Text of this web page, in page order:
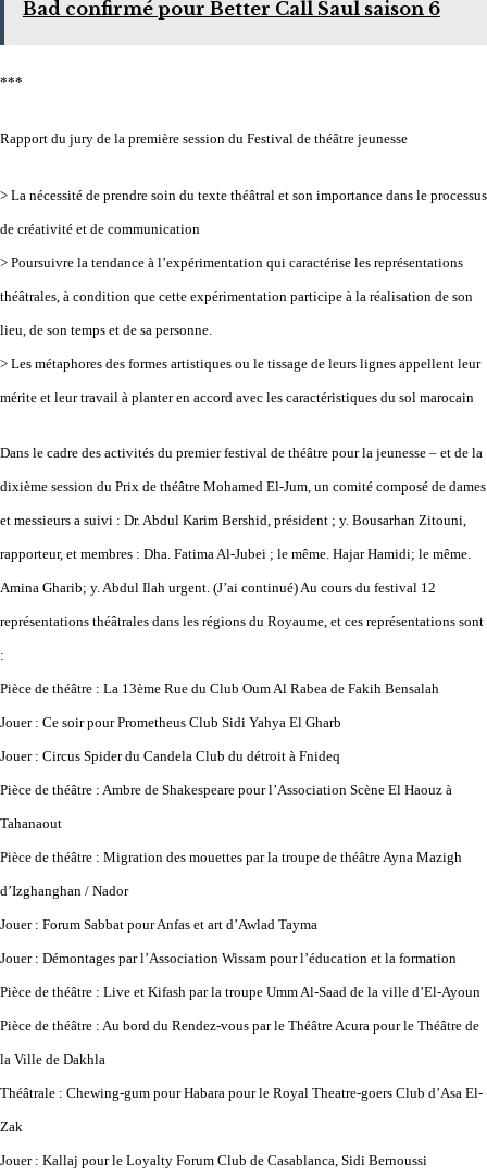
Bad confirmé pour Better Call Saul saison 6
***
Rapport du jury de la première session du Festival de théâtre jeunesse
> La nécessité de prendre soin du texte théâtral et son importance dans le processus
de créativité et de communication
> Poursuivre la tendance à l’expérimentation qui caractérise les représentations
théâtrales, à condition que cette expérimentation participe à la réalisation de son
lieu, de son temps et de sa personne.
> Les métaphores des formes artistiques ou le tissage de leurs lignes appellent leur
mérite et leur travail à planter en accord avec les caractéristiques du sol marocain
Dans le cadre des activités du premier festival de théâtre pour la jeunesse – et de la
dixième session du Prix de théâtre Mohamed El-Jum, un comité composé de dames
et messieurs a suivi : Dr. Abdul Karim Bershid, président ; y. Bousarhan Zitouni,
rapporteur, et membres : Dha. Fatima Al-Jubei ; le même. Hajar Hamidi; le même.
Amina Gharib; y. Abdul Ilah urgent. (J’ai continué) Au cours du festival 12
représentations théâtrales dans les régions du Royaume, et ces représentations sont
:
Pièce de théâtre : La 13ème Rue du Club Oum Al Rabea de Fakih Bensalah
Jouer : Ce soir pour Prometheus Club Sidi Yahya El Gharb
Jouer : Circus Spider du Candela Club du détroit à Fnideq
Pièce de théâtre : Ambre de Shakespeare pour l’Association Scène El Haouz à
Tahanaout
Pièce de théâtre : Migration des mouettes par la troupe de théâtre Ayna Mazigh
d’Izghanghan / Nador
Jouer : Forum Sabbat pour Anfas et art d’Awlad Tayma
Jouer : Démontages par l’Association Wissam pour l’éducation et la formation
Pièce de théâtre : Live et Kifash par la troupe Umm Al-Saad de la ville d’El-Ayoun
Pièce de théâtre : Au bord du Rendez-vous par le Théâtre Acura pour le Théâtre de
la Ville de Dakhla
Théâtrale : Chewing-gum pour Habara pour le Royal Theatre-goers Club d’Asa El-
Zak
Jouer : Kallaj pour le Loyalty Forum Club de Casablanca, Sidi Bernoussi